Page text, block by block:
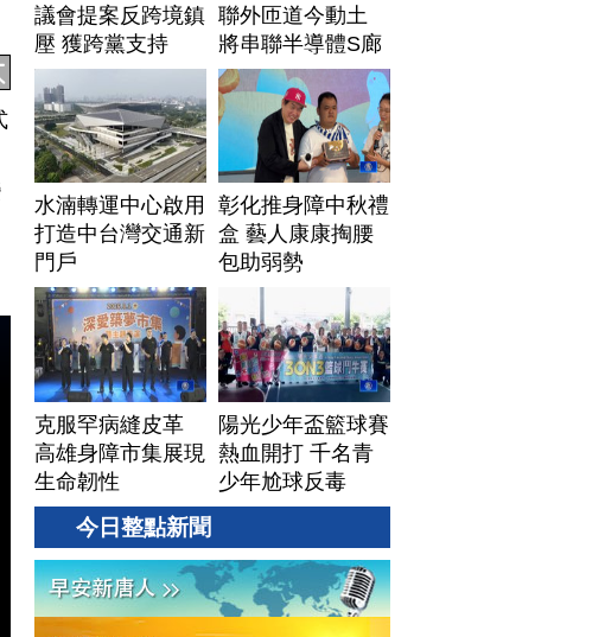
議會提案反跨境鎮
壓 獲跨黨支持
聯外匝道今動土
將串聯半導體S廊
帶
水湳轉運中心啟用
打造中台灣交通新
門戶
彰化推身障中秋禮
盒 藝人康康掏腰
包助弱勢
克服罕病縫皮革
高雄身障市集展現
生命韌性
陽光少年盃籃球賽
熱血開打 千名青
少年尬球反毒
今日整點新聞